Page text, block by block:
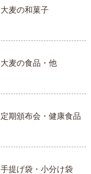
大麦の和菓子
大麦の食品・他
定期頒布会・健康食品
手提げ袋・小分け袋